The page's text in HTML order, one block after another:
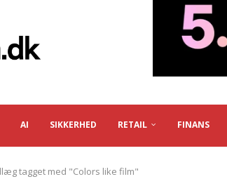
AI SIKKERHED RETAIL FINANS
tagget med "Colors like film"